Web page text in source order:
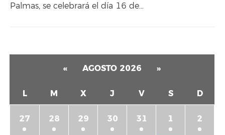
Palmas, se celebrará el día 16 de…
« AGOSTO 2026 »
L M X J V S D
27 28 29 30 31 1 2